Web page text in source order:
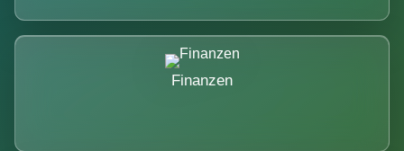
Finanzen